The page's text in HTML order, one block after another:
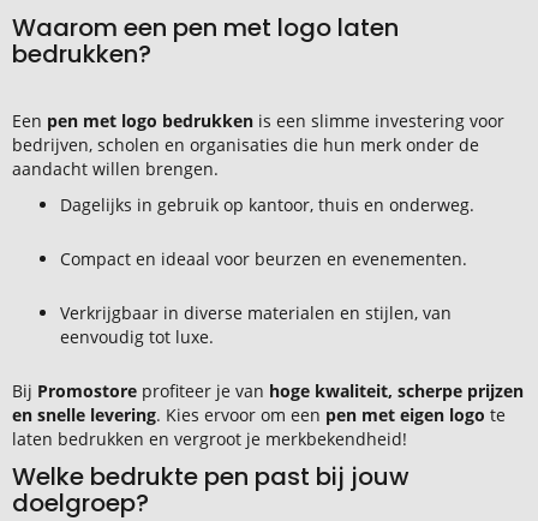
Waarom een pen met logo laten
bedrukken?
Een pen met logo bedrukken is een slimme investering voor
bedrijven, scholen en organisaties die hun merk onder de
aandacht willen brengen.
Dagelijks in gebruik op kantoor, thuis en onderweg.
Compact en ideaal voor beurzen en evenementen.
Verkrijgbaar in diverse materialen en stijlen, van
eenvoudig tot luxe.
Bij Promostore profiteer je van hoge kwaliteit, scherpe prijzen
en snelle levering. Kies ervoor om een pen met eigen logo te
laten bedrukken en vergroot je merkbekendheid!
Welke bedrukte pen past bij jouw
doelgroep?